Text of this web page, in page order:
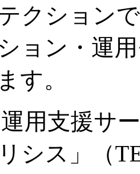
クション
ョン・運
す。
運用支援サ
シス」（